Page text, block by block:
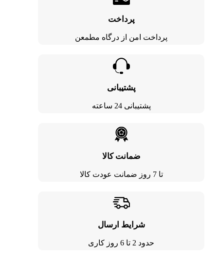
پرداخت
پرداخت امن از درگاه مطمعن
پشتیبانی
پشتیبانی 24 ساعته
ضمانت کالا
تا 7 روز ضمانت عودت کالا
شرایط ارسال
حدود 2 تا 6 روز کاری